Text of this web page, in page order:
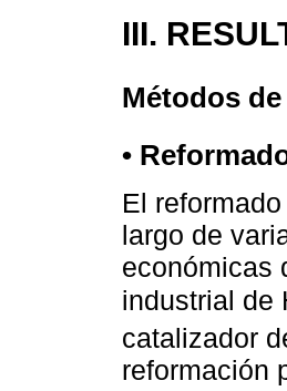
III.
Métodos
•
El
largo de
económicas
industrial de
catalizador
reformación